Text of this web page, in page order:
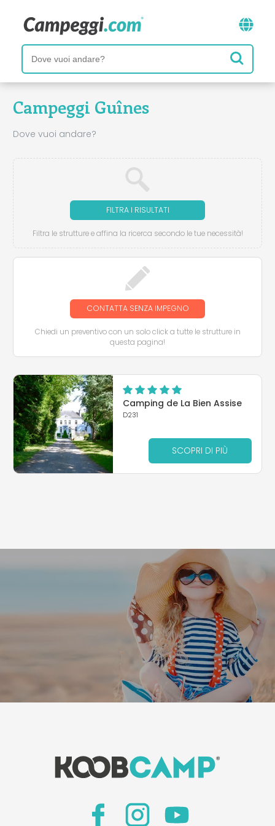
Campeggi Guînes
Dove vuoi andare?
FILTRA I RISULTATI
Filtra le strutture e affina la ricerca secondo le tue necessità!
CONTATTA SENZA IMPEGNO
Chiedi un preventivo con un solo click a tutte le strutture in
questa pagina!
Camping de La Bien Assise
D231
SCOPRI DI PIÙ